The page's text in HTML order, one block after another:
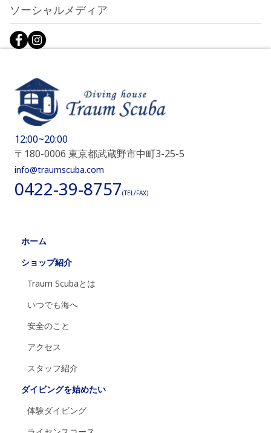
ソーシャルメディア
12:00~20:00
〒180-0006 東京都武蔵野市中町3-25-5
info@traumscuba.com
0422-39-8757(TEL/FAX)
ホーム
ショップ紹介
Traum Scubaとは
いつでも海へ
安全のこと
アクセス
スタッフ紹介
ダイビングを始めたい
体験ダイビング